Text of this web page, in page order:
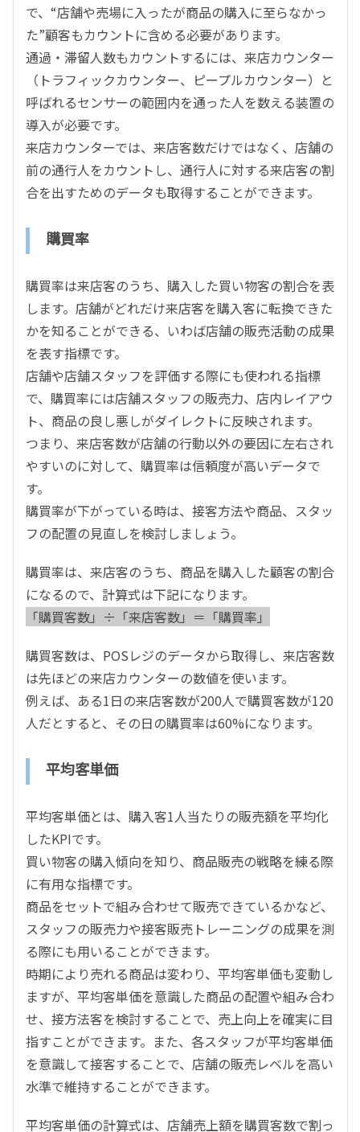
で、“店舗や売場に入ったが商品の購入に至らなかっ
た”顧客もカウントに含める必要があります。
通過・滞留人数もカウントするには、来店カウンター
（トラフィックカウンター、ピープルカウンター）と
呼ばれるセンサーの範囲内を通った人を数える装置の
導入が必要です。
来店カウンターでは、来店客数だけではなく、店舗の
前の通行人をカウントし、通行人に対する来店客の割
合を出すためのデータも取得することができます。
購買率
購買率は来店客のうち、購入した買い物客の割合を表
します。店舗がどれだけ来店客を購入客に転換できた
かを知ることができる、いわば店舗の販売活動の成果
を表す指標です。
店舗や店舗スタッフを評価する際にも使われる指標
で、購買率には店舗スタッフの販売力、店内レイアウ
ト、商品の良し悪しがダイレクトに反映されます。
つまり、来店客数が店舗の行動以外の要因に左右され
やすいのに対して、購買率は信頼度が高いデータで
す。
購買率が下がっている時は、接客方法や商品、スタッ
フの配置の見直しを検討しましょう。
購買率は、来店客のうち、商品を購入した顧客の割合
になるので、計算式は下記になります。
「購買客数」÷「来店客数」＝「購買率」
購買客数は、POSレジのデータから取得し、来店客数
は先ほどの来店カウンターの数値を使います。
例えば、ある1日の来店客数が200人で購買客数が120
人だとすると、その日の購買率は60%になります。
平均客単価
平均客単価とは、購入客1人当たりの販売額を平均化
したKPIです。
買い物客の購入傾向を知り、商品販売の戦略を練る際
に有用な指標です。
商品をセットで組み合わせて販売できているかなど、
スタッフの販売力や接客販売トレーニングの成果を測
る際にも用いることができます。
時期により売れる商品は変わり、平均客単価も変動し
ますが、平均客単価を意識した商品の配置や組み合わ
せ、接方法客を検討することで、売上向上を確実に目
指すことができます。また、各スタッフが平均客単価
を意識して接客することで、店舗の販売レベルを高い
水準で維持することができます。
平均客単価の計算式は、店舗売上額を購買客数で割っ